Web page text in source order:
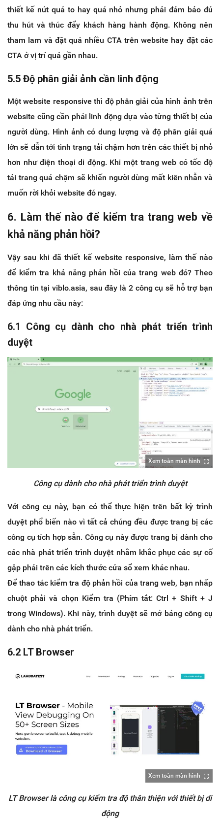
thiết kế nút quá to hay quá nhỏ nhưng phải đảm bảo đủ
thu hút và thúc đẩy khách hàng hành động. Không nên
tham lam và đặt quá nhiều CTA trên website hay đặt các
CTA ở vị trí quá gần nhau.
5.5 Độ phân giải ảnh cần linh động
Một website responsive thì độ phân giải của hình ảnh trên
website cũng cần phải linh động dựa vào từng thiết bị của
người dùng. Hình ảnh có dung lượng và độ phân giải quá
lớn sẽ dẫn tới tình trạng tải chậm hơn trên các thiết bị nhỏ
hơn như điện thoại di động. Khi một trang web có tốc độ
tải trang quá chậm sẽ khiến người dùng mất kiên nhẫn và
muốn rời khỏi website đó ngay.
6. Làm thế nào để kiểm tra trang web về
khả năng phản hồi?
Vậy sau khi đã thiết kế website responsive, làm thế nào
để kiểm tra khả năng phản hồi của trang web đó? Theo
thông tin tại viblo.asia, sau đây là 2 công cụ sẽ hỗ trợ bạn
đáp ứng nhu cầu này:
6.1 Công cụ dành cho nhà phát triển trình
duyệt
Xem toàn màn hình
Công cụ dành cho nhà phát triển trình duyệt
Với công cụ này, bạn có thể thực hiện trên bất kỳ trình
duyệt phổ biến nào vì tất cả chúng đều được trang bị các
công cụ tích hợp sẵn. Công cụ này được trang bị dành cho
các nhà phát triển trình duyệt nhằm khắc phục các sự cố
gặp phải trên các kích thước cửa sổ xem khác nhau.
Để thao tác kiểm tra độ phản hồi của trang web, bạn nhấp
chuột phải và chọn Kiểm tra (Phím tắt: Ctrl + Shift + J
trong Windows). Khi này, trình duyệt sẽ mở bảng công cụ
dành cho nhà phát triển.
6.2 LT Browser
Xem toàn màn hình
LT Browser là công cụ kiểm tra độ thân thiện với thiết bị di
động